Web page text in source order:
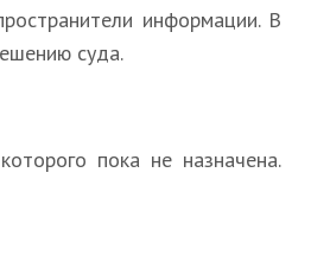
информации. В
суда.
пока не назначена.